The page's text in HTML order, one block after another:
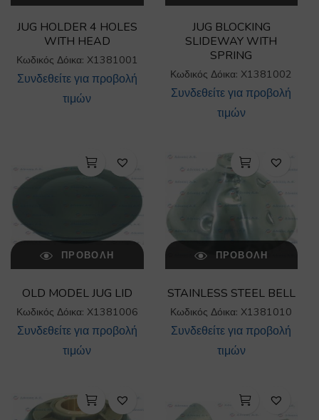
JUG HOLDER 4 HOLES
WITH HEAD
Κωδικός Δόικα: X1381001
Συνδεθείτε για προβολή
τιμών
JUG BLOCKING
SLIDEWAY WITH
SPRING
Κωδικός Δόικα: X1381002
Συνδεθείτε για προβολή
τιμών
ΠΡΟΒΟΛΉ
OLD MODEL JUG LID
Κωδικός Δόικα: X1381006
Συνδεθείτε για προβολή
τιμών
ΠΡΟΒΟΛΉ
STAINLESS STEEL BELL
Κωδικός Δόικα: X1381010
Συνδεθείτε για προβολή
τιμών